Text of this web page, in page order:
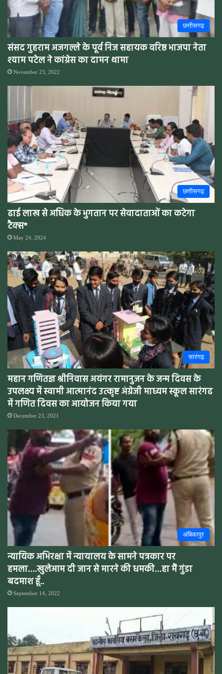
छत्तीसगढ़
संसद गुहराम अजगल्ले के पूर्व निज सहायक वरिष्ठ भाजपा नेता
श्याम पटेल ने कांग्रेस का दामन थामा
November 23, 2022
छत्तीसगढ़
ढाई लाख से अधिक के भुगतान पर सेवादाताओं का कटेगा
टैक्स*
May 24, 2024
सारंगढ़
महान गणितज्ञ श्रीनिवास अयंगर रामानुजन के जन्म दिवस के
उपलक्ष्य में स्वामी आत्मानंद उत्कृष्ट अंग्रेजी माध्यम स्कूल सारंगढ
में गणित दिवस का आयोजन किया गया
December 23, 2021
अंबिकापुर
न्यायिक अभिरक्षा में न्यायालय के सामने पत्रकार पर
हमला….खुलेआम दी जान से मारने की धमकी…हा मैं गुंडा
बदमाश हूँ..
September 14, 2022